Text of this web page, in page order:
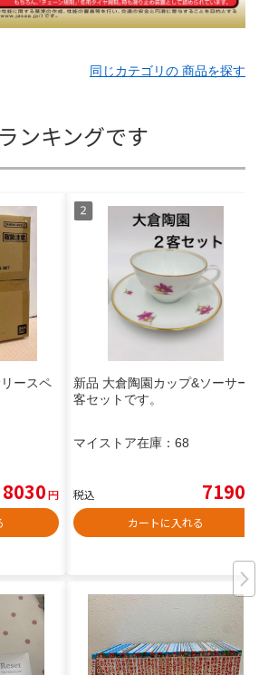
同じカテゴリの 商品を探す
ンキングです
ースペ
8030円
新品 大倉陶園カップ&ソーサー2
客セットです。
マイストア在庫： 68
税込 7190
カートに入れる